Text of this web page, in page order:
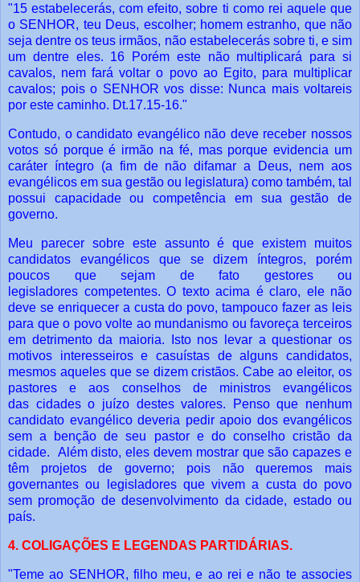
"15 estabelecerás, com efeito, sobre ti como rei aquele que
o SENHOR, teu Deus, escolher; homem estranho, que não
seja dentre os teus irmãos, não estabelecerás sobre ti, e sim
um dentre eles. 16 Porém este não multiplicará para si
cavalos, nemfará voltar o povo ao Egito, para multiplicar
cavalos; pois o SENHOR vos disse: Nunca mais voltareis
por este caminho. Dt.17.15-16."
Contudo, o candidato evangélico não deve receber nossos
votos só porque é irmão na fé, mas porque evidencia um
caráter íntegro (a fim de não difamar a Deus, nem aos
evangélicos em sua gestão ou legislatura) como também, tal
possui capacidade ou competência em sua gestão de
governo.
Meu parecer sobre este assunto é que existem muitos
candidatos evangélicos que se dizem íntegros, porém
poucos que sejam de fato gestores ou
legisladores competentes. O texto acima é claro, ele não
deve se enriquecer a custa do povo, tampoucofazer as leis
para que o povo volte ao mundanismo ou favoreça terceiros
em detrimento da maioria. Isto nos levar a questionar os
motivos interesseiros e casuístas de alguns candidatos,
mesmos aqueles que se dizem cristãos.Cabe ao eleitor, os
pastores e aos conselhos de ministros evangélicos
das cidades o juízo destes valores. Penso que nenhum
candidato evangélico deveria pedir apoio dos evangélicos
sem a benção de seu pastor e do conselho cristão da
cidade.
Além disto, eles devem mostrar que são capazes e
têm projetos de governo; pois não queremos mais
governantes ou legisladores que vivem a custa do povo
sem promoção de desenvolvimento da cidade, estado ou
país.
4. COLIGAÇÕES E LEGENDAS PARTIDÁRIAS.
"Teme ao SENHOR, filho meu, e ao rei e não te associes